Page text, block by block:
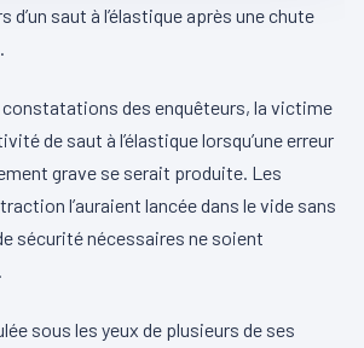
d’un saut à l’élastique après une chute
constatations des enquêteurs, la victime
de saut à l’élastique lorsqu’une erreur
grave se serait produite. Les
l’auraient lancée dans le vide sans
sécurité nécessaires ne soient
sous les yeux de plusieurs de ses